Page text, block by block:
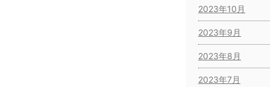
2023年10月
2023年9月
2023年8月
2023年7月